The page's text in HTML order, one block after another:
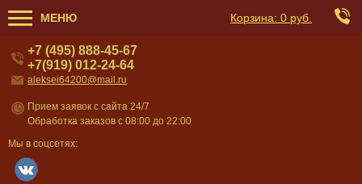
МЕНЮ Корзина: 0 руб.
+7 (495) 888-45-67
+7(919) 012-24-64
aleksei64200@mail.ru
Прием заявок с сайта 24/7
Обработка заказов с 08:00 до 22:00
Мы в соцсетях: